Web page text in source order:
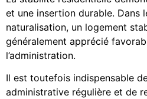
et une insertion durable. Dans
naturalisation, un logement
généralement apprécié
l’administration.
Il est toutefois indispensable
administrative régulière et de